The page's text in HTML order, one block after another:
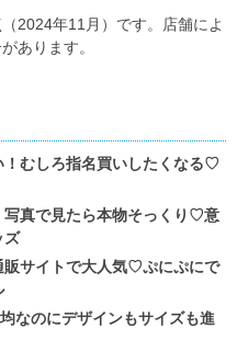
2024年11月）です。店舗によ
あります。
！むしろ指名買いしたくなる♡
写真で見たら本物そっくり♡意
ズ
販サイトで大人気♡ぷにぷにで
なのにデザインもサイズも進